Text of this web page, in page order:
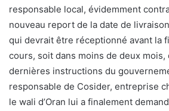
responsable local, évidemment
nouveau report de la date de
qui devrait être réceptionné avant la
cours, soit dans moins de deux
dernières instructions du
responsable de Cosider, entreprise
le wali d’Oran lui a finalement